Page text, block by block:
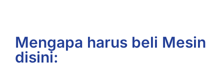
Mengapa harus beli Mesin
disini: